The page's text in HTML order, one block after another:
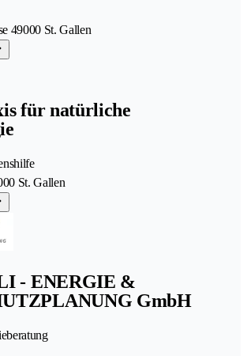
49000 St. Gallen
für natürliche
St. Gallen
- ENERGIE &
GmbH